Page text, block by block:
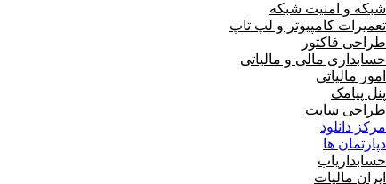
شبکه و امنیت شبکه
تعمیرات کامپیوتر و لپ تاپ
طراحی فاکتور
حسابداری مالی و مالیاتی
امور مالیاتی
پنل پیامک
طراحی سایت
مرکز دانلود
دپارتمان ها
حسابداریاب
ایران مالیات